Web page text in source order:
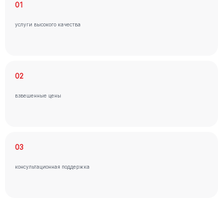
01
услуги высокого качества
02
взвешенные цены
03
консультационная поддержка